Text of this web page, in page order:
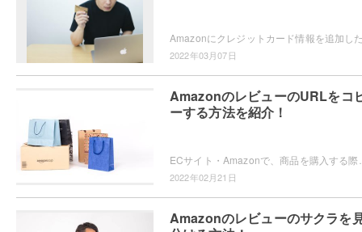
2022年03月07日
AmazonのレビューのURLをコ
ーする方法を紹介！
2022年02月21日
Amazonのレビューのサクラを